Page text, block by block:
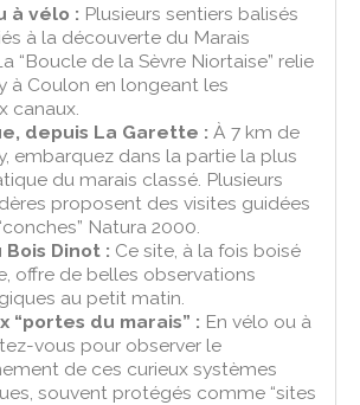
à vélo : Plusieurs sentiers balisés
à la découverte du Marais
“Boucle de la Sèvre Niortaise” relie
à Coulon en longeant les
canaux.
depuis La Garette : À 7 km de
embarquez dans la partie la plus
du marais classé. Plusieurs
proposent des visites guidées
Natura 2000.
Dinot : Ce site, à la fois boisé
offre de belles observations
au petit matin.
“portes du marais” : En vélo ou à
vous pour observer le
de ces curieux systèmes
souvent protégés comme “sites